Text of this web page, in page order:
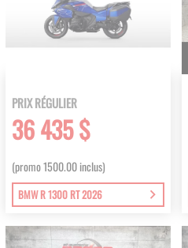
PRIX RÉGULIER
36 435 $
(promo 1500.00 inclus)
BMW R 1300 RT 2026